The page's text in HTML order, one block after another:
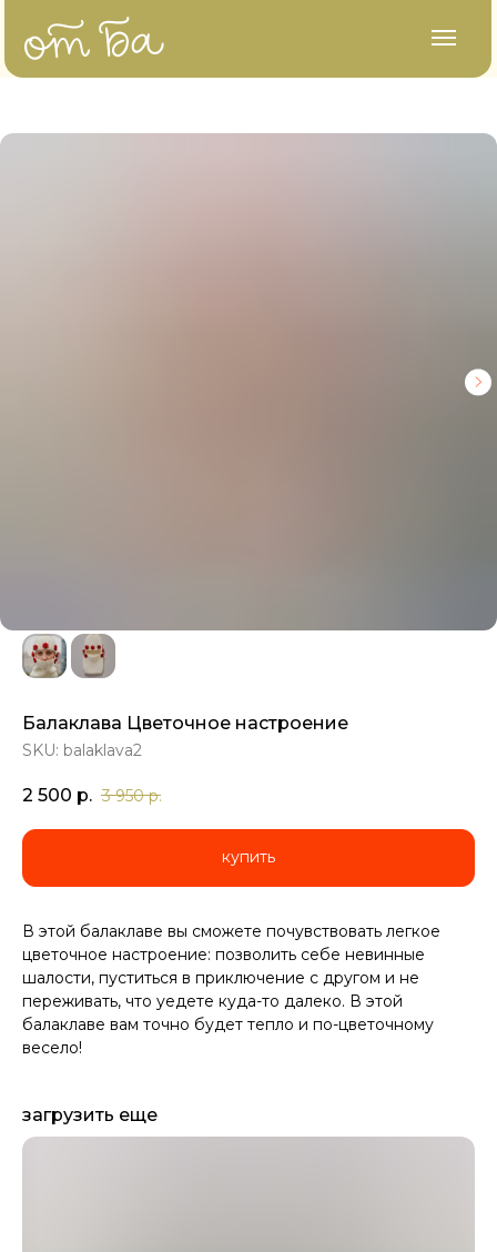
Балаклава Цветочное настроение
SKU: balaklava2
2 500 р. 3 950 р.
купить
В этой балаклаве вы сможете почувствовать легкое
цветочное настроение: позволить себе невинные
шалости, пуститься в приключение с другом и не
переживать, что уедете куда-то далеко. В этой
балаклаве вам точно будет тепло и по-цветочному
весело!
загрузить еще